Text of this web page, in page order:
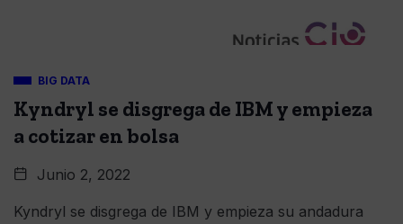
BIG DATA
Kyndryl se disgrega de IBM y empieza
a cotizar en bolsa
Junio 2, 2022
Kyndryl se disgrega de IBM y empieza su andadura